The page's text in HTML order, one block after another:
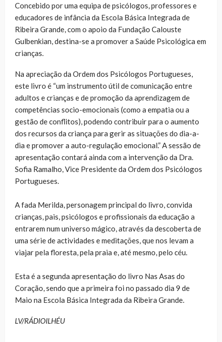
Concebido por uma equipa de psicólogos, professores e
educadores de infância da Escola Básica Integrada de
Ribeira Grande, com o apoio da Fundação Calouste
Gulbenkian, destina-se a promover a Saúde Psicológica em
crianças.
Na apreciação da Ordem dos Psicólogos Portugueses,
este livro é “um instrumento útil de comunicação entre
adultos e crianças e de promoção da aprendizagem de
competências socio-emocionais (como a empatia ou a
gestão de conflitos), podendo contribuir para o aumento
dos recursos da criança para gerir as situações do dia-a-
dia e promover a auto-regulação emocional.” A sessão de
apresentação contará ainda com a intervenção da Dra.
Sofia Ramalho, Vice Presidente da Ordem dos Psicólogos
Portugueses.
A fada Merilda, personagem principal do livro, convida
crianças, pais, psicólogos e profissionais da educação a
entrarem num universo mágico, através da descoberta de
uma série de actividades e meditações, que nos levam a
viajar pela floresta, pela praia e, até mesmo, pelo céu.
Esta é a segunda apresentação do livro Nas Asas do
Coração, sendo que a primeira foi no passado dia 9 de
Maio na Escola Básica Integrada da Ribeira Grande.
LV/RÁDIOILHÉU